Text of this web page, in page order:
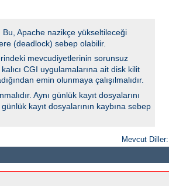
Bu, Apache nazikçe yükseltileceği
(deadlock) sebep olabilir.
mevcudiyetlerinin sorunsuz
CGI uygulamalarına ait disk kilit
emin olunmaya çalışılmalıdır.
Aynı günlük kayıt dosyalarını
kayıt dosyalarının kaybına sebep
Mevcut Diller: